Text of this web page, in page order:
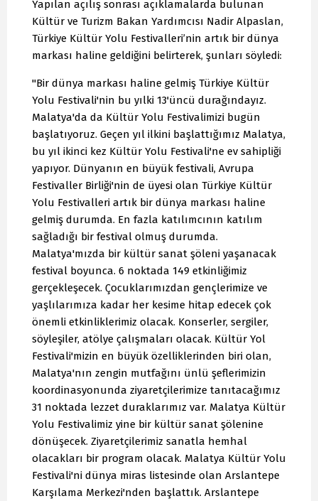
Yapılan açılış sonrası açıklamalarda bulunan
Kültür ve Turizm Bakan Yardımcısı Nadir Alpaslan,
Türkiye Kültür Yolu Festivalleri’nin artık bir dünya
markası haline geldiğini belirterek, şunları söyledi:
"Bir dünya markası haline gelmiş Türkiye Kültür
Yolu Festivali'nin bu yılki 13'üncü durağındayız.
Malatya'da da Kültür Yolu Festivalimizi bugün
başlatıyoruz. Geçen yıl ilkini başlattığımız Malatya,
bu yıl ikinci kez Kültür Yolu Festivali'ne ev sahipliği
yapıyor. Dünyanın en büyük festivali, Avrupa
Festivaller Birliği'nin de üyesi olan Türkiye Kültür
Yolu Festivalleri artık bir dünya markası haline
gelmiş durumda. En fazla katılımcının katılım
sağladığı bir festival olmuş durumda.
Malatya'mızda bir kültür sanat şöleni yaşanacak
festival boyunca. 6 noktada 149 etkinliğimiz
gerçekleşecek. Çocuklarımızdan gençlerimize ve
yaşlılarımıza kadar her kesime hitap edecek çok
önemli etkinliklerimiz olacak. Konserler, sergiler,
söyleşiler, atölye çalışmaları olacak. Kültür Yol
Festivali'mizin en büyük özelliklerinden biri olan,
Malatya'nın zengin mutfağını ünlü şeflerimizin
koordinasyonunda ziyaretçilerimize tanıtacağımız
31 noktada lezzet duraklarımız var. Malatya Kültür
Yolu Festivalimiz yine bir kültür sanat şölenine
dönüşecek. Ziyaretçilerimiz sanatla hemhal
olacakları bir program olacak. Malatya Kültür Yolu
Festivali'ni dünya miras listesinde olan Arslantepe
Karşılama Merkezi'nden başlattık. Arslantepe